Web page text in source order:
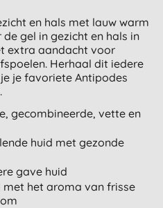
en hals met lauw warm
gel in gezicht en hals in
extra aandacht voor
Herhaal dit iedere
je favoriete Antipodes
gecombineerde, vette en
huid met gezonde
gave huid
het aroma van frisse